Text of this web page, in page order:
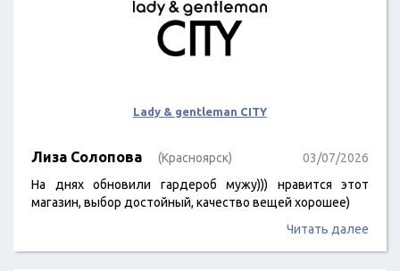
Lady & gentleman CITY
Лиза Солопова (Красноярск)
03/07/2026
На днях обновили гардероб мужу))) нравится этот
магазин, выбор достойный, качество вещей хорошее)
Читать далее